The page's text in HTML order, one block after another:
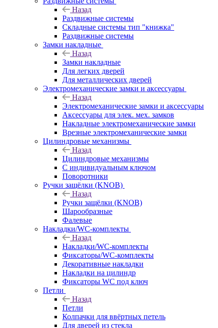
Назад
Раздвижные системы
Складные системы тип "книжка"
Раздвижные системы
Замки накладные
Назад
Замки накладные
Для легких дверей
Для металлических дверей
Электромеханические замки и аксессуары
Назад
Электромеханические замки и аксессуары
Аксессуары для элек. мех. замков
Накладные электромеханические замки
Врезные электромеханические замки
Цилиндровые механизмы
Назад
Цилиндровые механизмы
С индивидуальным ключом
Поворотники
Ручки защёлки (KNOB)
Назад
Ручки защёлки (KNOB)
Шарообразные
Фалевые
Накладки/WC-комплекты
Назад
Накладки/WC-комплекты
Фиксаторы/WC-комплекты
Декоративные накладки
Накладки на цилиндр
Фиксаторы WC под ключ
Петли
Назад
Петли
Колпачки для ввёртных петель
Для дверей из стекла